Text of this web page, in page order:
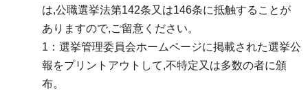
は,公職選挙法第142条又は146条に抵触することが
ありますので,ご留意ください。
1：選挙管理委員会ホームページに掲載された選挙公
報をプリントアウトして,不特定又は多数の者に頒
布。